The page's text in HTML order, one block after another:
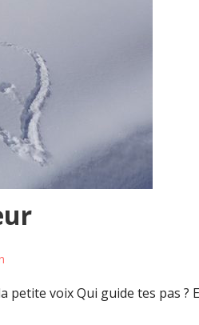
petite voix Qui guide tes pas ?